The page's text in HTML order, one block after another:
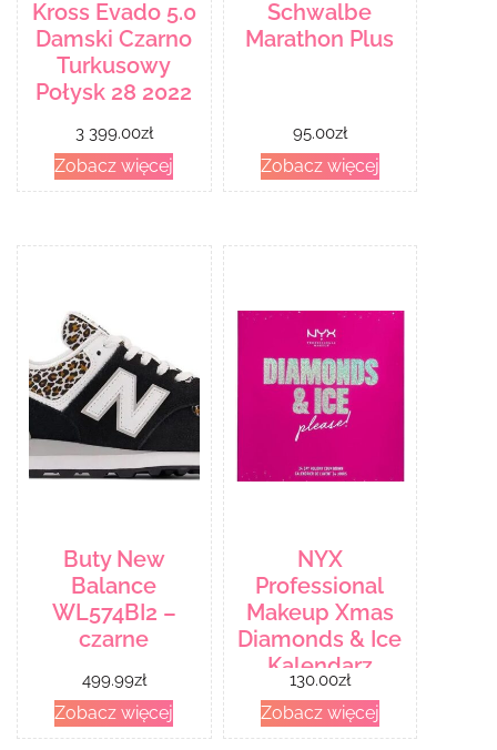
Kross Evado 5.0
Damski Czarno
Turkusowy
Połysk 28 2022
3 399.00zł
Zobacz więcej
Schwalbe
Marathon Plus
95.00zł
Zobacz więcej
Buty New
Balance
WL574BI2 –
czarne
499.99zł
Zobacz więcej
NYX
Professional
Makeup Xmas
Diamonds & Ice
Kalendarz
adwentowy
2020
130.00zł
Zobacz więcej